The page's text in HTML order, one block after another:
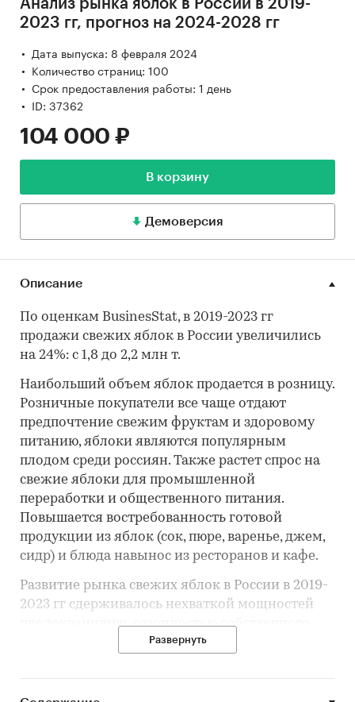
Анализ рынка яблок в России в 2019-
2023 гг, прогноз на 2024-2028 гг
Дата выпуска: 8 февраля 2024
Количество страниц: 100
Срок предоставления работы: 1 день
ID: 37362
104 000 ₽
В корзину
Демоверсия
Описание
По оценкам BusinesStat, в 2019-2023 гг
продажи свежих яблок в России увеличились
на 24%: с 1,8 до 2,2 млн т.
Наибольший объем яблок продается в розницу.
Розничные покупатели все чаще отдают
предпочтение свежим фруктам и здоровому
питанию, яблоки являются популярным
плодом среди россиян. Также растет спрос на
свежие яблоки для промышленной
переработки и общественного питания.
Повышается востребованность готовой
продукции из яблок (сок, пюре, варенье, джем,
сидр) и блюда навынос из ресторанов и кафе.
Развитие рынка свежих яблок в России в 2019-
2023 гг сдерживалось нехваткой мощностей
плодохранилищ, сезонностью собственного
производства и большой долей натурального
Развернуть